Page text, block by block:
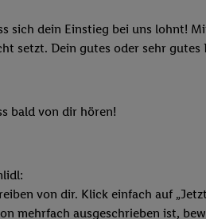
sich dein Einstieg bei uns lohnt!
setzt. Dein gutes oder sehr
bald von dir hören!
von dir. Klick einfach auf
mehrfach ausgeschrieben ist,
auch Ihre in einen
Zudem erlauben Sie
Adresse und einer
Möglichkeit, Ihre